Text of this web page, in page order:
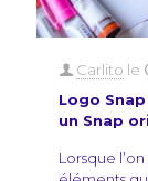
Carlito le
Logo
un Snap
Lorsque